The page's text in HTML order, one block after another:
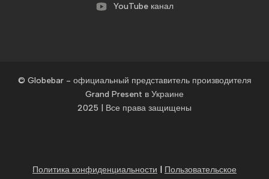
YouTube канал
© Globebar - официальный представитель производителя
Grand Present в Украине
2025 | Все права защищены
Политика конфиденциальности
Пользовательское